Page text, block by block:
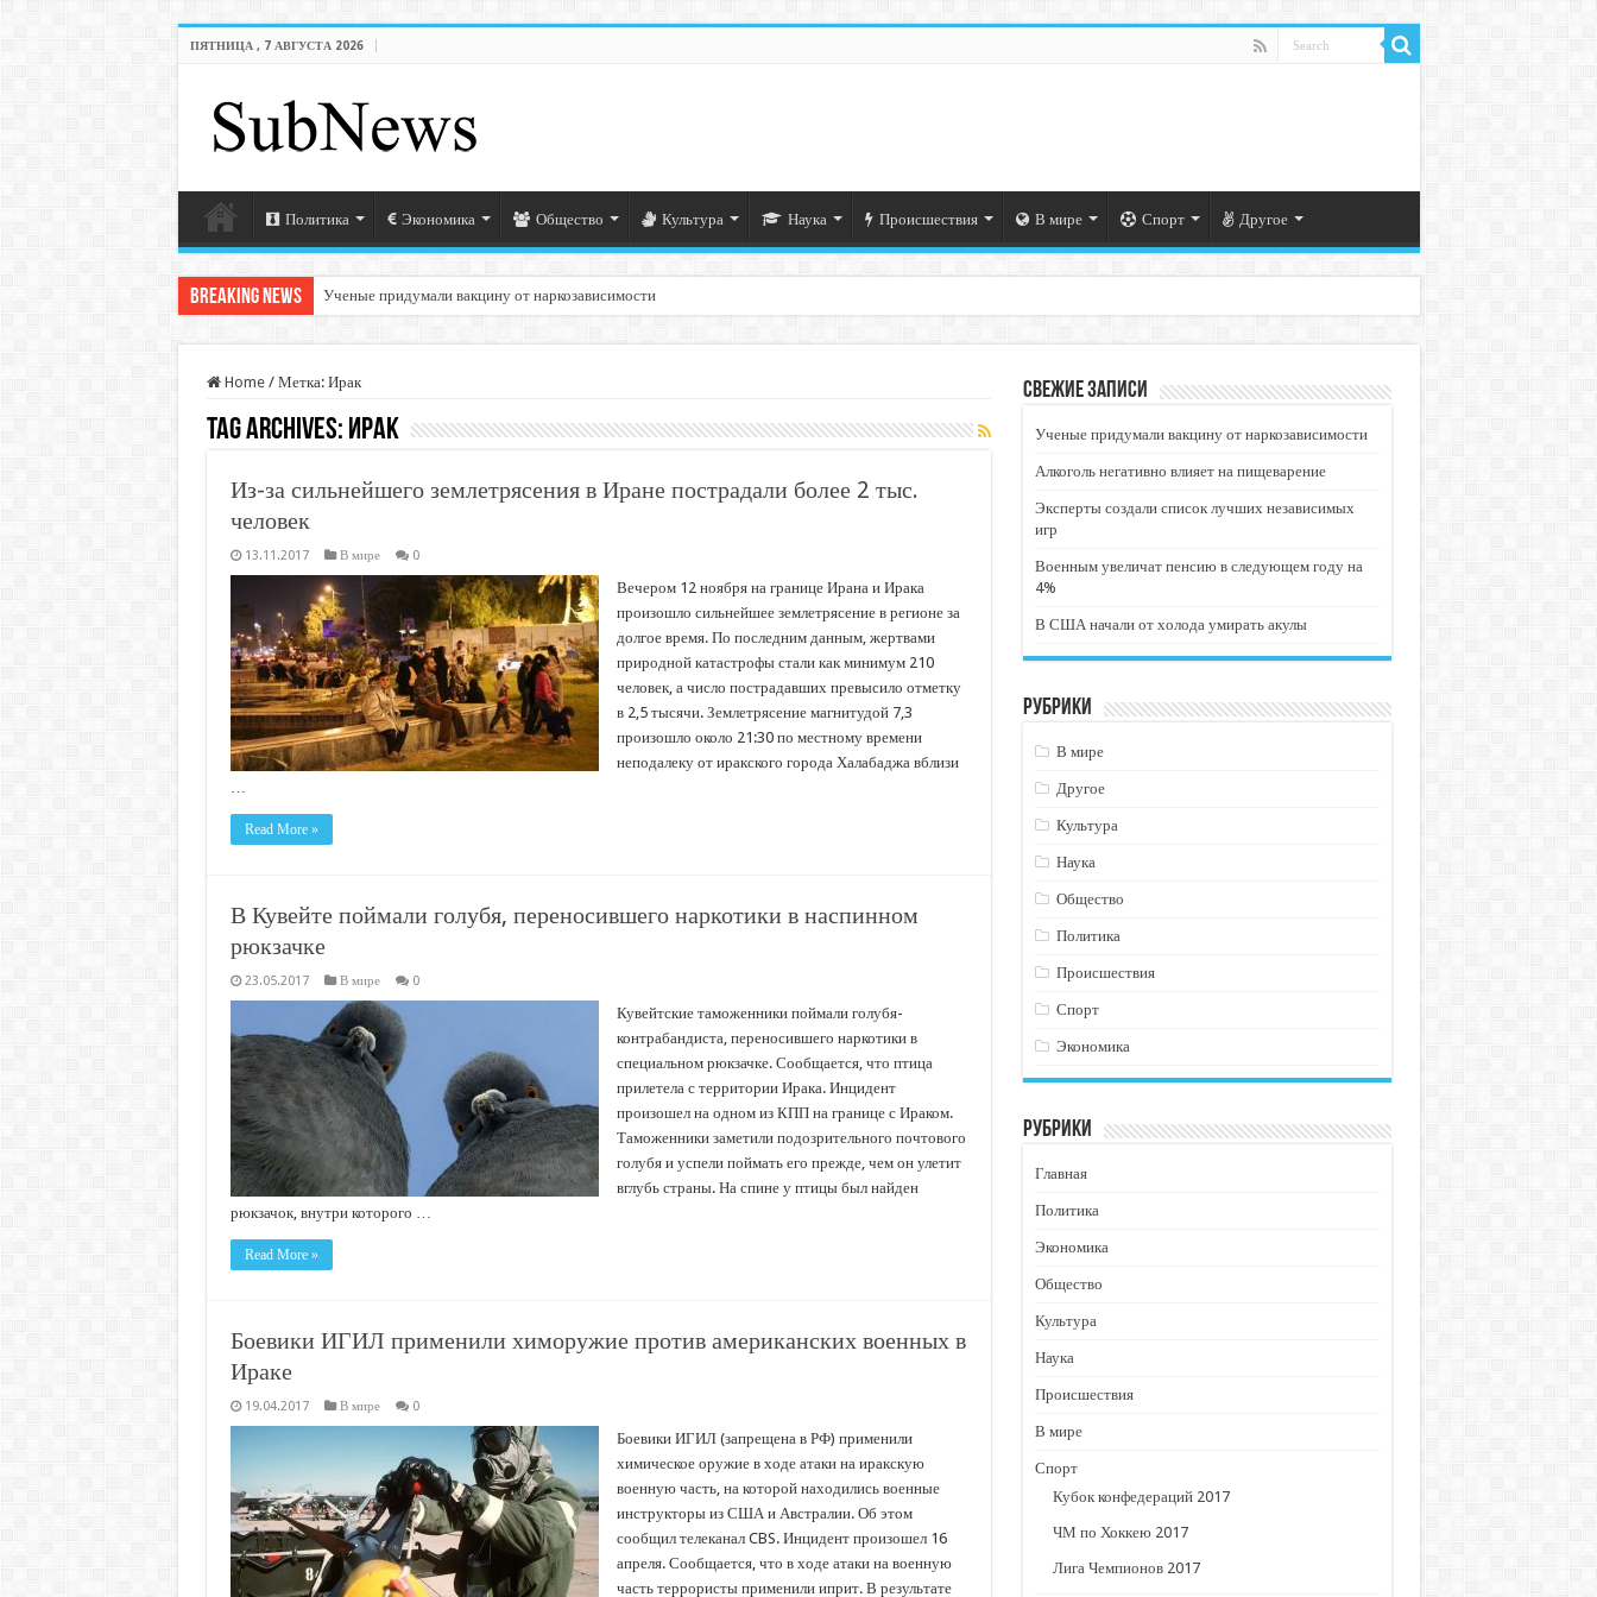
ПЯТНИЦА , 7 АВГУСТА 2026
Политика Экономика Общество Культура Наука Происшествия В мире Спорт Другое
Breaking News Ученые придумали вакцину от наркозависимости
Home / Метка: Ирак
Tag Archives: Ирак
Из-за сильнейшего землетрясения в Иране пострадали более 2 тыс.
человек
13.11.2017 В мире 0
Вечером 12 ноября на границе Ирана и Ирака
произошло сильнейшее землетрясение в регионе за
долгое время. По последним данным, жертвами
природной катастрофы стали как минимум 210
человек, а число пострадавших превысило отметку
в 2,5 тысячи. Землетрясение магнитудой 7,3
произошло около 21:30 по местному времени
неподалеку от иракского города Халабаджа вблизи
…
Read More »
В Кувейте поймали голубя, переносившего наркотики в наспинном
рюкзачке
23.05.2017 В мире 0
Кувейтские таможенники поймали голубя-
контрабандиста, переносившего наркотики в
специальном рюкзачке. Сообщается, что птица
прилетела с территории Ирака. Инцидент
произошел на одном из КПП на границе с Ираком.
Таможенники заметили подозрительного почтового
голубя и успели поймать его прежде, чем он улетит
вглубь страны. На спине у птицы был найден
рюкзачок, внутри которого …
Read More »
Боевики ИГИЛ применили химоружие против американских военных в
Ираке
19.04.2017 В мире 0
Боевики ИГИЛ (запрещена в РФ) применили
химическое оружие в ходе атаки на иракскую
военную часть, на которой находились военные
инструкторы из США и Австралии. Об этом
сообщил телеканал CBS. Инцидент произошел 16
апреля. Сообщается, что в ходе атаки на военную
часть террористы применили иприт. В результате
Свежие записи
Ученые придумали вакцину от наркозависимости
Алкоголь негативно влияет на пищеварение
Эксперты создали список лучших независимых
игр
Военным увеличат пенсию в следующем году на
4%
В США начали от холода умирать акулы
Рубрики
В мире
Другое
Культура
Наука
Общество
Политика
Происшествия
Спорт
Экономика
Рубрики
Главная
Политика
Экономика
Общество
Культура
Наука
Происшествия
В мире
Спорт
Кубок конфедераций 2017
ЧМ по Хоккею 2017
Лига Чемпионов 2017